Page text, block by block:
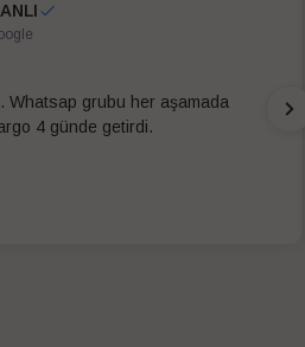
Whatsap grubu her aşamada
4 günde getirdi.